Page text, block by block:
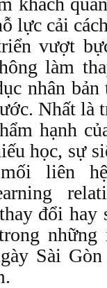
lực cải
vượt
làm
nhân
Nhất là
hạnh
học, sự
liên
đổi hay
những
Sài